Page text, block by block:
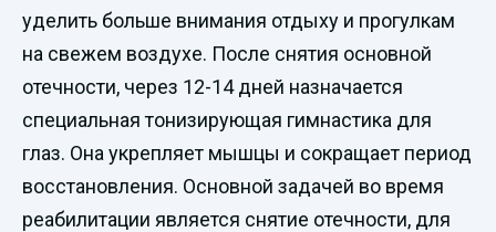
уделить больше внимания отдыху и прогулкам
на свежем воздухе. После снятия основной
отечности, через 12-14 дней назначается
специальная тонизирующая гимнастика для
глаз. Она укрепляет мышцы и сокращает период
восстановления. Основной задачей во время
реабилитации является снятие отечности, для